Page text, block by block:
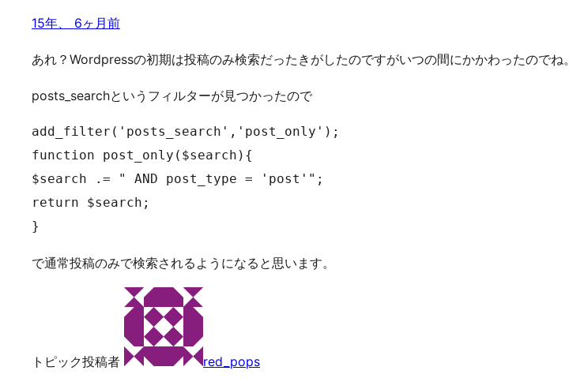
15年、 6ヶ月前
あれ？Wordpressの初期は投稿のみ検索だったきがしたのですがいつの間にかかわったのでね。
posts_searchというフィルターが見つかったので
add_filter('posts_search','post_only');
function post_only($search){
$search .= " AND post_type = 'post'";
return $search;
}
で通常投稿のみで検索されるようになると思います。
トピック投稿者 red_pops